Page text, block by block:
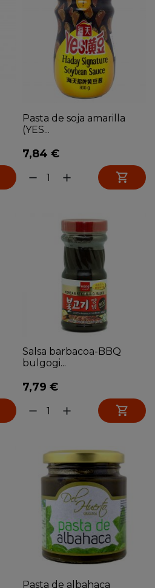
Pasta de soja amarilla
(YES...
7,84 €
remove add 
Salsa barbacoa-BBQ
bulgogi...
7,79 €
remove add 
Pasta de albahaca